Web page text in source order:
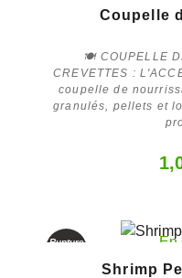
Coupelle
🍽️ COUPELLE
CREVETTES :
coupelle de
granulés, pellets et
En
Rupture
Shrimp